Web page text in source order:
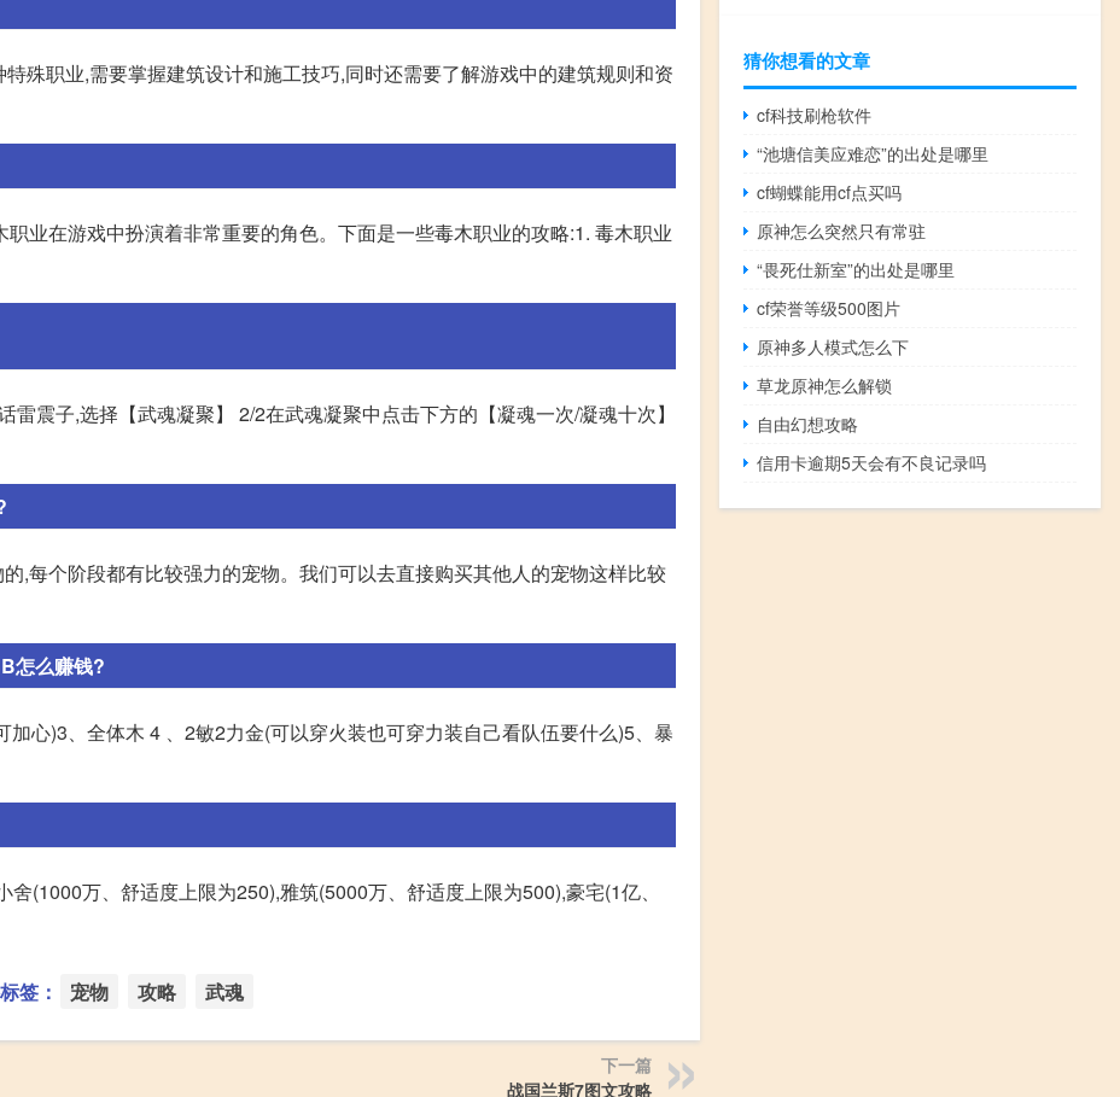
殊职业,需要掌握建筑设计和施工技巧,同时还需要了解游戏中的建筑规则和资
业在游戏中扮演着非常重要的角色。下面是一些毒木职业的攻略:1. 毒木职业
震子,选择【武魂凝聚】 2/2在武魂凝聚中点击下方的【凝魂一次/凝魂十次】
,每个阶段都有比较强力的宠物。我们可以去直接购买其他人的宠物这样比较
怎么赚钱?
心)3、全体木 4 、2敏2力金(可以穿火装也可穿力装自己看队伍要什么)5、暴
(1000万、舒适度上限为250),雅筑(5000万、舒适度上限为500),豪宅(1亿、
签： 宠物 攻略 武魂
下一篇
战国兰斯7图文攻略
猜你想看的文章
cf科技刷枪软件
“池塘信美应难恋”的出处是哪里
cf蝴蝶能用cf点买吗
原神怎么突然只有常驻
“畏死仕新室”的出处是哪里
cf荣誉等级500图片
原神多人模式怎么下
草龙原神怎么解锁
自由幻想攻略
信用卡逾期5天会有不良记录吗